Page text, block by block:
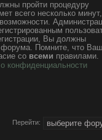
пройти процедуру
всего несколько
Вы должны
форума. Помните, что
со всеми правилами.
конфиденциальности
Перейти: